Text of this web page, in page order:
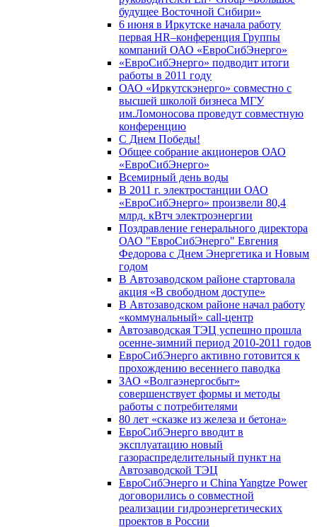
будущее Восточной Сибири»
6 июня в Иркутске начала работу
первая HR–конференция Группы
компаний ОАО «ЕвроСибЭнерго»
«ЕвроСибЭнерго» подводит итоги
работы в 2011 году
ОАО «Иркутскэнерго» совместно с
высшей школой бизнеса МГУ
им.Ломоносова проведут совместную
конференцию
С Днем Победы!
Общее собрание акционеров ОАО
«ЕвроСибЭнерго»
Всемирный день воды
В 2011 г. электростанции ОАО
«ЕвроСибЭнерго» произвели 80,4
млрд. кВтч электроэнергии
Поздравление генерального директора
ОАО "ЕвроСибЭнерго" Евгения
Федорова с Днем Энергетика и Новым
годом
В Автозаводском районе стартовала
акция «В свободном доступе»
В Автозаводском районе начал работу
«коммунальный» call-центр
Автозаводская ТЭЦ успешно прошла
осенне-зимний период 2010-2011 годов
ЕвроСибЭнерго активно готовится к
прохождению весеннего паводка
ЗАО «Волгаэнергосбыт»
совершенствует формы и методы
работы с потребителями
80 лет «сказке из железа и бетона»
ЕвроСибЭнерго вводит в
эксплуатацию новый
газораспределительный пункт на
Автозаводской ТЭЦ
ЕвроСибЭнерго и China Yangtze Power
договорились о совместной
реализации гидроэнергетических
проектов в России